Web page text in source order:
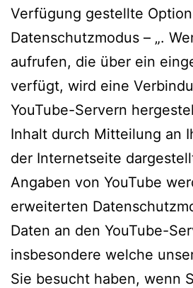
Verfügung gestellte
Datenschutzmodus – „.
aufrufen, die über ein
verfügt, wird eine
YouTube-Servern
Inhalt durch Mitteilung an
der Internetseite
Angaben von YouTube
erweiterten
Daten an den YouTube-
insbesondere welche
Sie besucht haben, wenn